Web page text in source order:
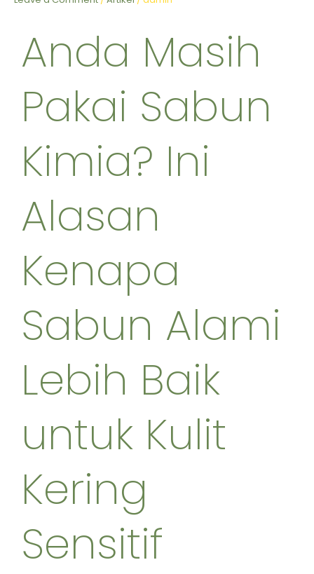
Anda Masih
Pakai Sabun
Kimia? Ini
Alasan
Kenapa
Sabun Alami
Lebih Baik
untuk Kulit
Kering
Sensitif
Lebih
Baik
Kering
Sensitif